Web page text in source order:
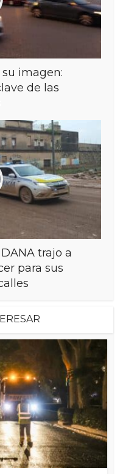
imagen:
de las
trajo a
para sus